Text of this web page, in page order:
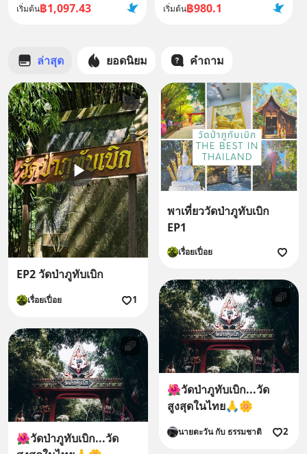
เริ่มต้น฿1,097.43
เริ่มต้น฿980.1
ล่าสุด ยอดนิยม คำถาม
EP2 วัดป่าภูทับเบิก
เรื่อยเปื่อย 1
พาเที่ยววัดป่าภูทับเบิก
EP1
เรื่อยเปื่อย
🌺วัดป่าภูทับเบิก...วัด
สูงสุดในไทย🙏🌼
นายตะวัน กับ ธรรมชาติ 2
🌺วัดป่าภูทับเบิก...วัด